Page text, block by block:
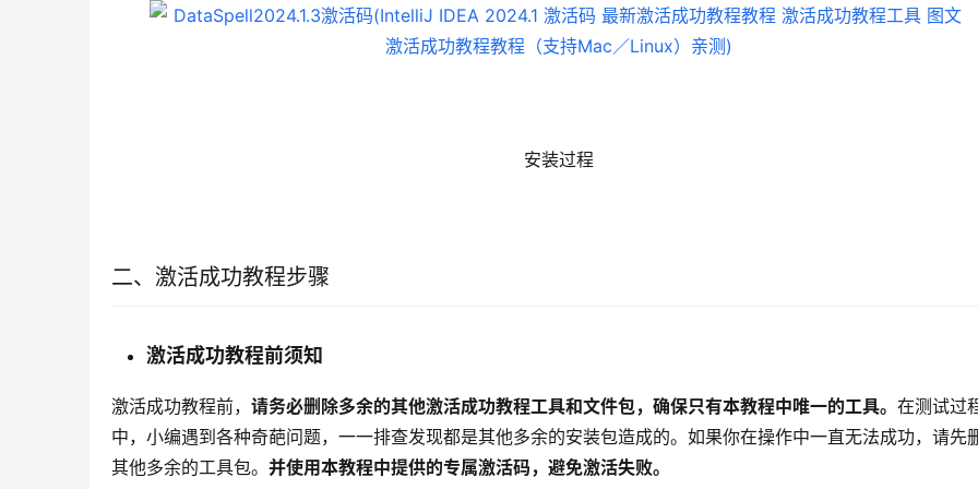
安装过程
二、激活成功教程步骤
激活成功教程前须知
激活成功教程前， 请务必删除多余的其他激活成功教程工具和文件包，确保只有本教程中唯一的工具。 在测试过
中，小编遇到各种奇葩问题，一一排查发现都是其他多余的安装包造成的。如果你在操作中一直无法成功，请先
其他多余的工具包。 并使用本教程中提供的专属激活码，避免激活失败。